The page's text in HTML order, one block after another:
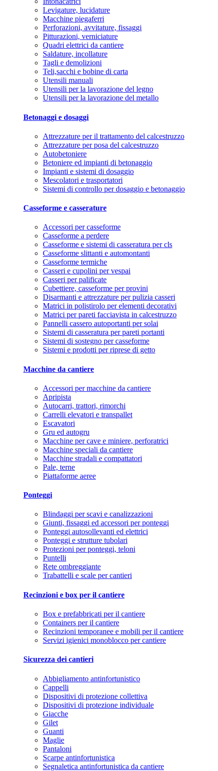
Levigature, lucidature
Macchine piegaferri
Perforazioni, avvitature, fissaggi
Pitturazioni, verniciature
Quadri elettrici da cantiere
Saldature, incollature
Tagli e demolizioni
Teli,sacchi e bobine di carta
Utensili manuali
Utensili per la lavorazione del legno
Utensili per la lavorazione del metallo
Betonaggi e dosaggi
Attrezzature per il trattamento del calcestruzzo
Attrezzature per posa del calcestruzzo
Autobetoniere
Betoniere ed impianti di betonaggio
Impianti e sistemi di dosaggio
Mescolatori e trasportatori
Sistemi di controllo per dosaggio e betonaggio
Casseforme e casserature
Accessori per casseforme
Casseforme a perdere
Casseforme e sistemi di casseratura per cls
Casseforme slittanti e automontanti
Casseforme termiche
Casseri e cupolini per vespai
Casseri per palificate
Cubettiere, casseforme per provini
Disarmanti e attrezzature per pulizia casseri
Matrici in polistirolo per elementi decorativi
Matrici per pareti facciavista in calcestruzzo
Pannelli cassero autoportanti per solai
Sistemi di casseratura per pareti portanti
Sistemi di sostegno per casseforme
Sistemi e prodotti per riprese di getto
Macchine da cantiere
Accessori per macchine da cantiere
Apripista
Autocarri, trattori, rimorchi
Carrelli elevatori e transpallet
Escavatori
Gru ed autogru
Macchine per cave e miniere, perforatrici
Macchine speciali da cantiere
Macchine stradali e compattatori
Pale, terne
Piattaforme aeree
Ponteggi
Blindaggi per scavi e canalizzazioni
Giunti, fissaggi ed accessori per ponteggi
Ponteggi autosollevanti ed elettrici
Ponteggi e strutture tubolari
Protezioni per ponteggi, teloni
Puntelli
Rete ombreggiante
Trabattelli e scale per cantieri
Recinzioni e box per il cantiere
Box e prefabbricati per il cantiere
Containers per il cantiere
Recinzioni temporanee e mobili per il cantiere
Servizi igienici monoblocco per cantiere
Sicurezza dei cantieri
Abbigliamento antinfortunistico
Cappelli
Dispositivi di protezione collettiva
Dispositivi di protezione individuale
Giacche
Gilet
Guanti
Maglie
Pantaloni
Scarpe antinfortunistica
Segnaletica antinfortunistica da cantiere